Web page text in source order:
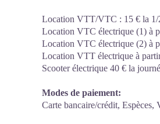
Location VTT/VTC : 15 € la 1/
Location VTC électrique (1) à
Location VTC électrique (2) à
Location VTT électrique à
Scooter électrique 40 € la
Modes de paiement:
Carte bancaire/crédit, Espèces,